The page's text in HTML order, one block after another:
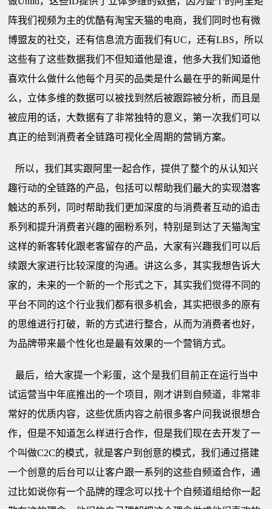
阵我们视频为主的优酷有淘宝天猫的电商，我们同时也有微
博盟友的社交，还有信息流方面我们有UC，还有LBS，所以
这些有了这些数据我们不但知道他是谁，他多大我们知道他
喜欢什么做什么他每个月买的品类是什么最在乎的新闻是什
么，立体多维的数据可以被找到然后被跟踪被分析，而且是
被应用的话，大数据有了非常独特的意义，第一次我们可以
真正的给到消费者全链路可视化全周期的营销方案。
所以，我们其实跟阿里一起合作，提供了整个的从认知兴
趣行动的全链路的产品，包括可以帮助我们最大的实现潜客
触达的系列，同时帮助我们更加深度的与消费者互动的追击
系列和提升消费者兴趣的圈粉系列，特别是到达了天猫淘宝
这样的新客转化跟老客留存的产品，大家有兴趣我们可以后
续跟大家进行比较深度的沟通。讲这么多，其实我想告诉大
家的，未来的一个新的一个形式之下，其实我们觉得不同的
平台不同的这个行业我们都有很多机会，其实把很多的原有
的思维进行打破，新的方式进行整合，从而为消费者也好，
为品牌带来最个性化也是最有效果的一个营销方式。
最后，给大家提一个彩蛋，这个是我们目前正在运行当中
试运营当中年底推出的一个项目，刚才讲到自频道，非常非
常好的优质内容，这些优质内容之前很多客户问我说很想合
作，但是不知道怎么样进行合作，但是我们现在去开发了一
个叫做C2C的模式，就是客户到创意的模式，我们通过搭建
一个创意的后台可以让客户跟一系列的这些自频道合作，通
过比如说你有一个品牌的理念可以找十个自频道组给你一起